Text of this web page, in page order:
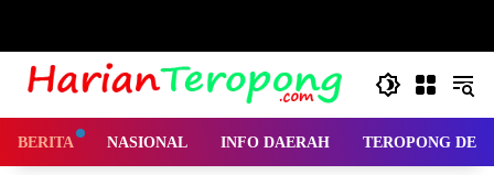
BERITA NASIONAL INFO DAERAH TEROPONG